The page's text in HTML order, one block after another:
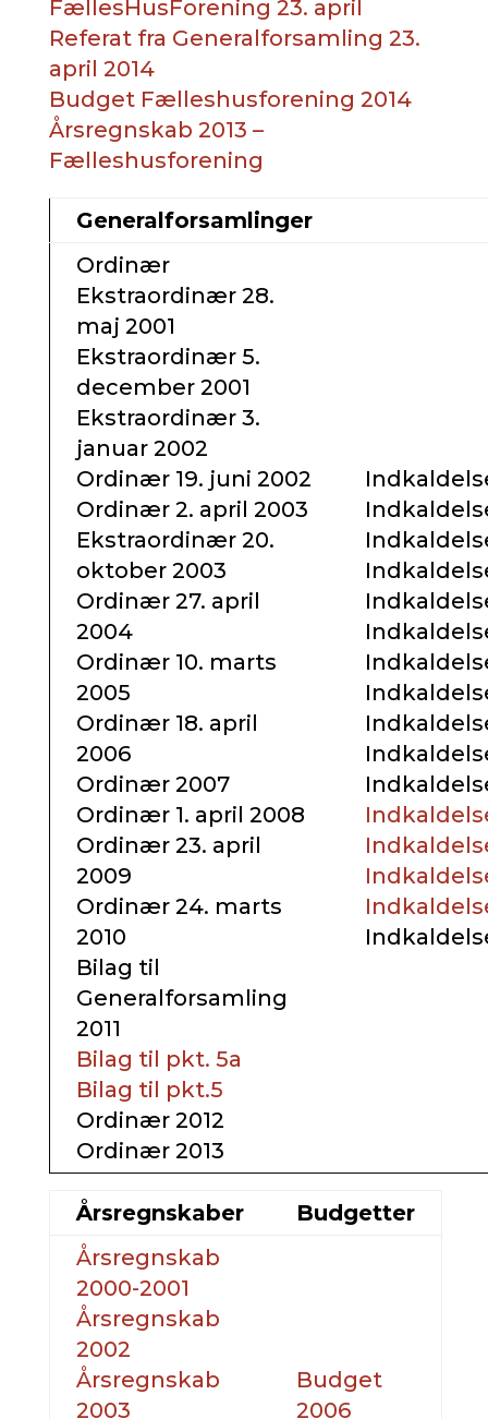
FællesHusForening 23. april
Referat fra Generalforsamling 23.
april 2014
Budget Fælleshusforening 2014
Årsregnskab 2013 –
Fælleshusforening
Generalforsamlinger
Ordinær
Ekstraordinær 28.
maj 2001
Ekstraordinær 5.
december 2001
Ekstraordinær 3.
januar 2002
Ordinær 19. juni 2002
Ordinær 2. april 2003
Ekstraordinær 20.
oktober 2003
Ordinær 27. april
2004
Ordinær 10. marts
2005
Ordinær 18. april
2006
Ordinær 2007
Ordinær 1. april 2008
Ordinær 23. april
2009
Ordinær 24. marts
2010
Bilag til
Generalforsamling
2011
Bilag til pkt. 5a
Bilag til pkt.5
Ordinær 2012
Ordinær 2013
Årsregnskaber
Budgetter
Årsregnskab
2000-2001
Årsregnskab
2002
Årsregnskab
2003
Budget
2006